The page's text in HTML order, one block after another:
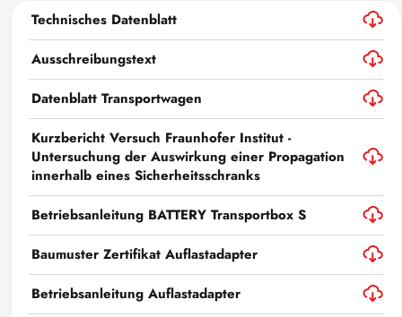
Technisches Datenblatt
Ausschreibungstext
Datenblatt Transportwagen
Kurzbericht Versuch Fraunhofer Institut -
Untersuchung der Auswirkung einer Propagation
innerhalb eines Sicherheitsschranks
Betriebsanleitung BATTERY Transportbox S
Baumuster Zertifikat Auflastadapter
Betriebsanleitung Auflastadapter